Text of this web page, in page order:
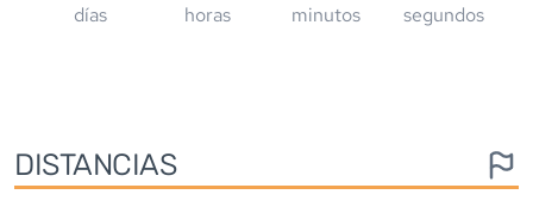
días horas minutos segundos
DISTANCIAS